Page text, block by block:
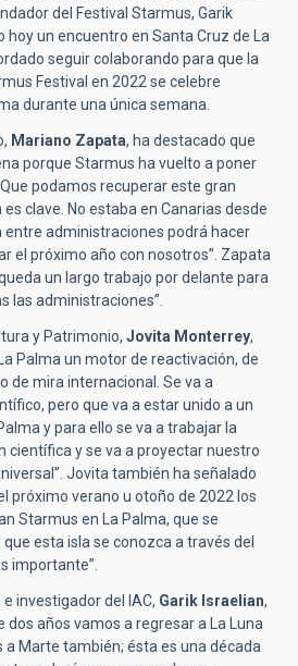
del Festival Starmus, Garik
hoy un encuentro en Santa Cruz de La
seguir colaborando para que la
Festival en 2022 se celebre
durante una única semana.
Mariano Zapata, ha destacado que
porque Starmus ha vuelto a poner
podamos recuperar este gran
clave. No estaba en Canarias desde
entre administraciones podrá hacer
el próximo año con nosotros”. Zapata
un largo trabajo por delante para
las administraciones”.
y Patrimonio, Jovita Monterrey,
Palma un motor de reactivación, de
de mira internacional. Se va a
pero que va a estar unido a un
y para ello se va a trabajar la
científica y se va a proyectar nuestro
Jovita también ha señalado
próximo verano u otoño de 2022 los
Starmus en La Palma, que se
esta isla se conozca a través del
importante”.
investigador del IAC, Garik Israelian,
dos años vamos a regresar a La Luna
a Marte también; ésta es una década